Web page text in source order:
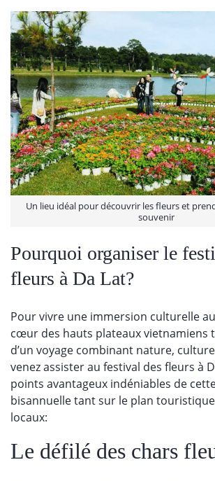
Un lieu idéal pour découvrir les fleurs et
souvenir
Pourquoi organiser le
fleurs à Da Lat?
Pour vivre une immersion culturelle
cœur des hauts plateaux vietnamiens
d’un voyage combinant nature,
venez assister au festival des fleurs à
points avantageux indéniables de
bisannuelle tant sur le plan
locaux:
Le défilé des chars